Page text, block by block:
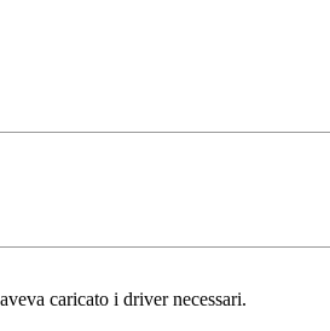
caricato i driver necessari.